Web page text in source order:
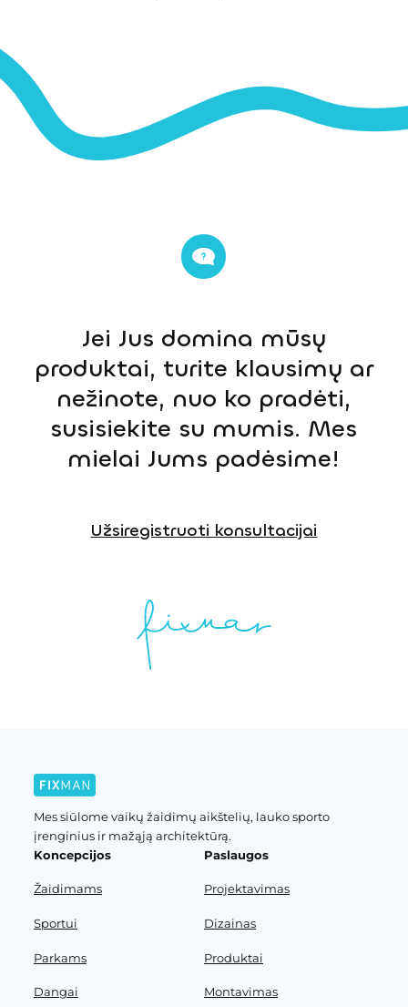
Jei Jus domina mūsų
produktai, turite klausimų ar
nežinote, nuo ko pradėti,
susisiekite su mumis. Mes
mielai Jums padėsime!
Užsiregistruoti konsultacijai
Mes siūlome vaikų žaidimų aikštelių, lauko sporto
įrenginius ir mažąją architektūrą.
Koncepcijos
Žaidimams
Sportui
Parkams
Dangai
Paslaugos
Projektavimas
Dizainas
Produktai
Montavimas